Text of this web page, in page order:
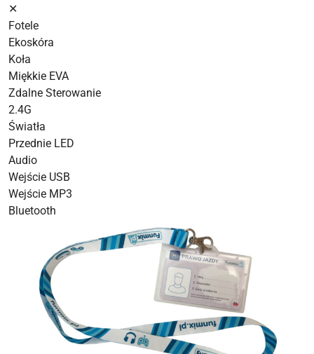
✕
Fotele
Ekoskóra
Koła
Miękkie EVA
Zdalne Sterowanie
2.4G
Światła
Przednie LED
Audio
Wejście USB
Wejście MP3
Bluetooth